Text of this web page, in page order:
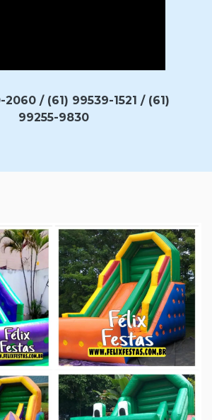
2060 / (61) 99539-1521 / (61)
99255-9830